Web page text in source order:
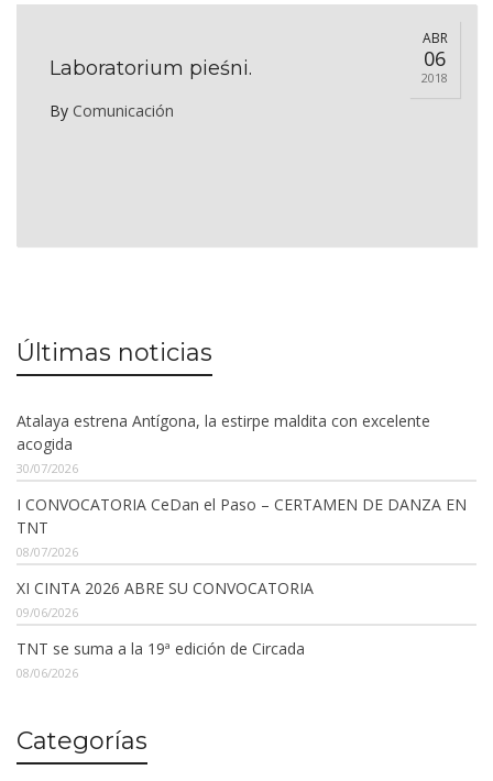
ABR
06
2018
Laboratorium pieśni.
By Comunicación
Últimas noticias
Atalaya estrena Antígona, la estirpe maldita con excelente
acogida
30/07/2026
I CONVOCATORIA CeDan el Paso – CERTAMEN DE DANZA EN
TNT
08/07/2026
XI CINTA 2026 ABRE SU CONVOCATORIA
09/06/2026
TNT se suma a la 19ª edición de Circada
08/06/2026
Categorías